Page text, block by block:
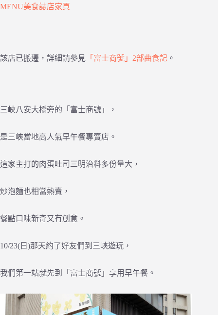
MENU美食誌店家頁
該店已搬遷，詳細請參見 「富士商號」2部曲食記 。
三峽八安大橋旁的「富士商號」，
是三峽當地高人氣早午餐專賣店。
這家主打的肉蛋吐司三明治料多份量大，
炒泡麵也相當熱賣，
餐點口味新奇又有創意。
10/23(日)那天約了好友們到三峽遊玩，
我們第一站就先到「富士商號」享用早午餐。